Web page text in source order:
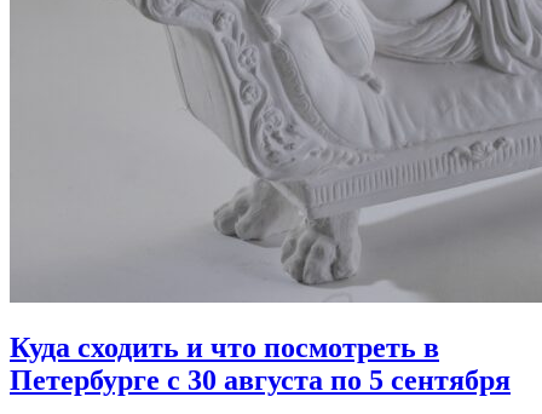
Куда сходить и что посмотреть в
Петербурге с 30 августа по 5 сентября